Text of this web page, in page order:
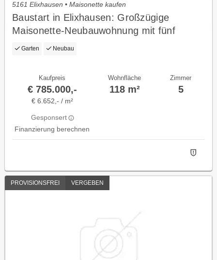
5161 Elixhausen • Maisonette kaufen
Baustart in Elixhausen: Großzügige
Maisonette-Neubauwohnung mit fünf
Zimmern auf zwei Ebenen
Garten Neubau
Kaufpreis
€ 785.000,-
€ 6.652,- / m²
Gesponsert
Finanzierung berechnen
Wohnfläche
118 m²
Zimmer
5
PROVISIONSFREI VERGEBEN